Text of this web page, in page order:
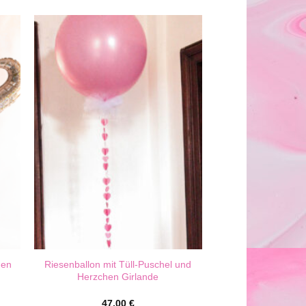
Riesenballon mit Tüll-Puschel und
Herzchen Girlande
47,00 €